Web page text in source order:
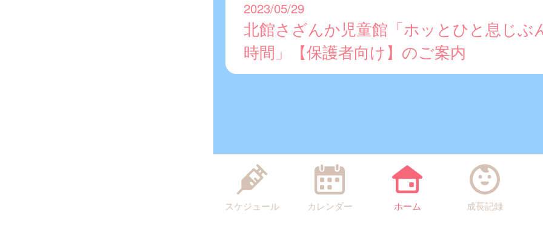
2023/05/29
北館さざんか児童館「ホッとひと息じぶ
時間」【保護者向け】のご案内
スケジュール カレンダー ホーム 成長記録